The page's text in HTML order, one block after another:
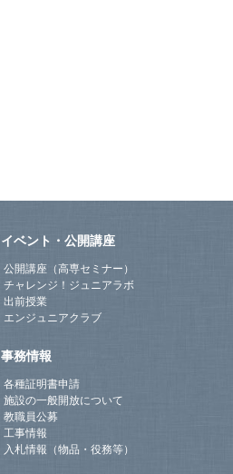
イベント・公開講座
公開講座（高専セミナー）
チャレンジ！ジュニアラボ
出前授業
エンジュニアクラブ
事務情報
各種証明書申請
施設の一般開放について
教職員公募
工事情報
入札情報（物品・役務等）